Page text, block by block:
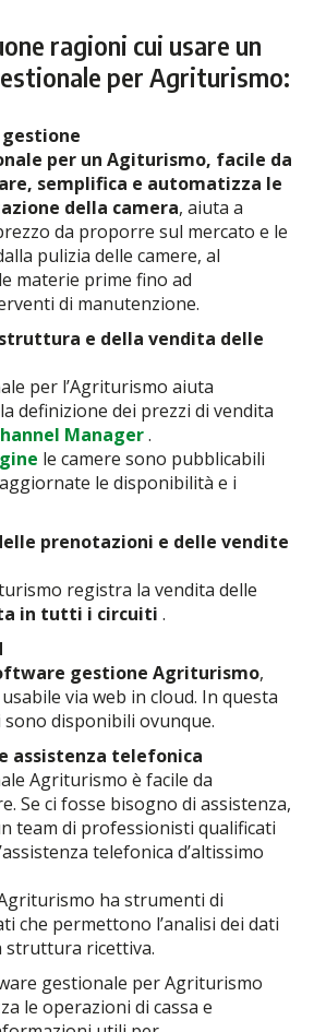
ragioni cui usare un
per Agriturismo:
gestione
per un Agiturismo, facile da
semplifica e automatizza le
della camera, aiuta a
da proporre sul mercato e le
pulizia delle camere, al
materie prime fino ad
di manutenzione.
e della vendita delle
per l’Agriturismo aiuta
definizione dei prezzi di vendita
Manager.
le camere sono pubblicabili
le disponibilità e i
prenotazioni e delle vendite
registra la vendita delle
in tutti i circuiti .
gestione Agriturismo,
via web in cloud. In questa
disponibili ovunque.
assistenza telefonica
Agriturismo è facile da
Se ci fosse bisogno di assistenza,
team di professionisti qualificati
telefonica d’altissimo
ha strumenti di
che permettono l’analisi dei dati
struttura ricettiva.
gestionale per Agriturismo
le operazioni di cassa e